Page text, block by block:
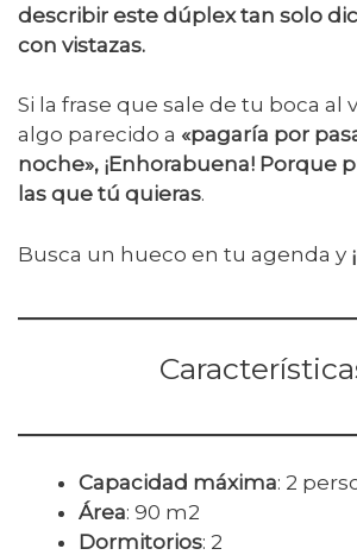
describir este dúplex tan solo
con vistazas.
Si la frase que sale de tu boca al
algo parecido a «pagaría por
noche», ¡Enhorabuena! Porque
las que tú quieras.
Busca un hueco en tu agenda y
Capacidad máxima: 2
Área: 90 m2
Dormitorios: 2